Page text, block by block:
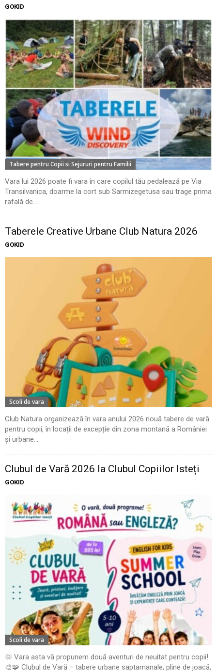
GOKID
Tabere pentru Copii si Sejururi pentru Familii
Vara lui 2026 poate fi vara în care copilul tău pedalează pe Via
Transilvanica, doarme la cort sub Sarmizegetusa sau trage prima
rafală de...
Taberele Creative Urbane Club Natura 2026
GOKID
Scoli de vara
Club Natura organizează în vara anului 2026 nouă tabere de vară
pentru copii, în locații de excepție din zona montană a României
și urbane...
Clubul de Vară 2026 la Clubul Copiilor Isteți
GOKID
Scoli de vara
🌞 Vara asta vă propunem două aventuri de neuitat pentru copii!
🎨🧩 Clubul de Vară – tabere urbane saptamanale, pline de joacă,